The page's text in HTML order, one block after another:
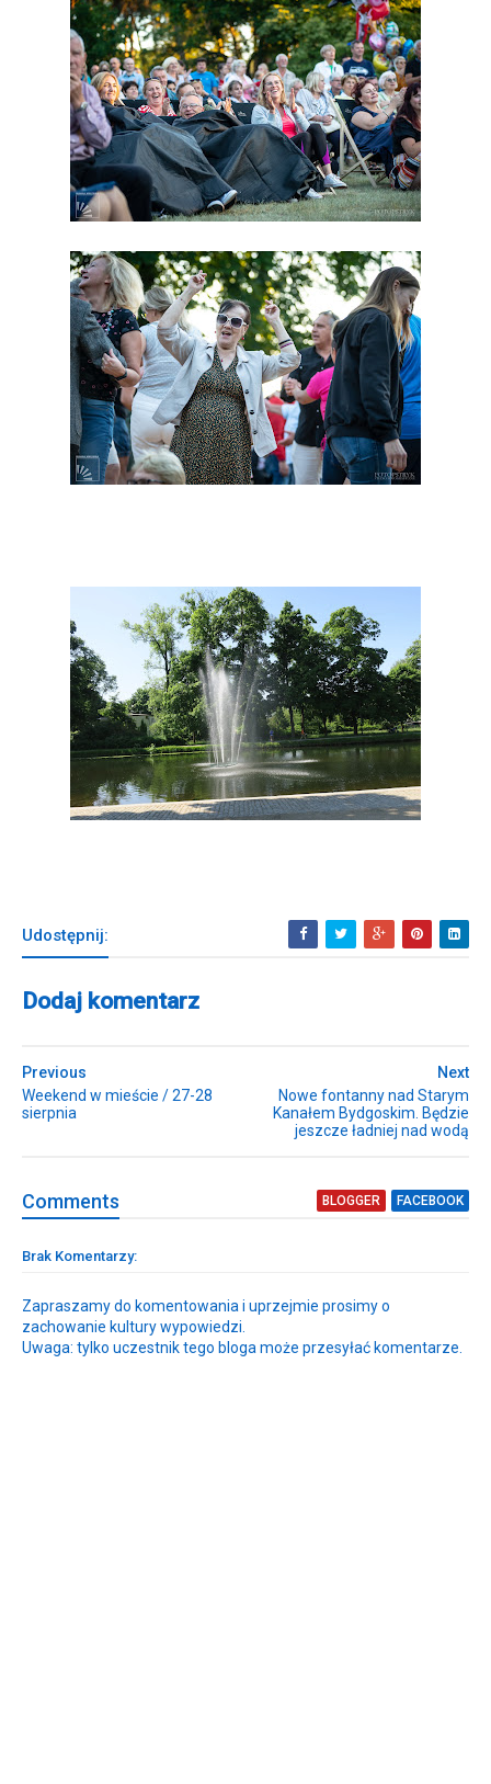
Udostępnij:
Dodaj komentarz
Next
Nowe fontanny nad Starym
Kanałem Bydgoskim. Będzie
jeszcze ładniej nad wodą
Previous
Weekend w mieście / 27-28
sierpnia
Comments BLOGGER FACEBOOK
Brak Komentarzy:
Zapraszamy do komentowania i uprzejmie prosimy o
zachowanie kultury wypowiedzi.
Uwaga: tylko uczestnik tego bloga może przesyłać komentarze.